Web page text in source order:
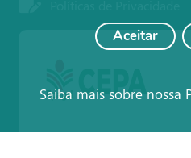
Aceitar
Saiba mais sobre nossa